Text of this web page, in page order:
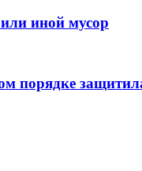
иной мусор
порядке